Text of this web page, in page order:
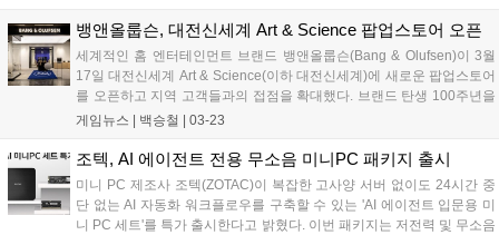
가치에 기반한다. 스포티파이 인앱(in-app) 경험부터 전 세계 주요 도시
에서 펼쳐지는 오프라인 이벤트에 이르기까지, 방탄소년단의 음악과 서
사를 각기 다른 방식으로 몰입해 즐길 수 있도록 구성됐다....
뱅앤올룹슨, 대전신세계 Art & Science 팝업스토어 오픈
세계적인 홈 엔터테인먼트 브랜드 뱅앤올룹슨(Bang & Olufsen)이 3월
17일 대전신세계 Art & Science(이하 대전신세계)에 새로운 팝업스토어
를 오픈하고 지역 고객들과의 접점을 확대했다. 브랜드 탄생 100주년을
기념하는 특별한 비주얼 머천다이징(VM)으로 꾸며진 이번 팝업스토어
사운드와 미학적 가치를 일상 속에서 보다 가까이 경험할 수 있는 공간
으로 운영한다. 브랜드의 아이코닉한 디자인과 압도적인 몰입감을 자랑
하는 사운드 시스템을 직접 체험하며, 프리미엄 오디오가 제안하는 새로
운 라이프스타일을 만나볼 수 있다....
게임뉴스 | 백승철 03-23
조텍, AI 에이전트 전용 무소음 미니PC 패키지 출시
미니 PC 제조사 조텍(ZOTAC)이 복잡한 고사양 서버 없이도 24시간 중
단 없는 AI 자동화 워크플로우를 구축할 수 있는 'AI 에이전트 입문용 미
니 PC 세트'를 특가 출시한다고 밝혔다. 이번 패키지는 저전력 및 무소음